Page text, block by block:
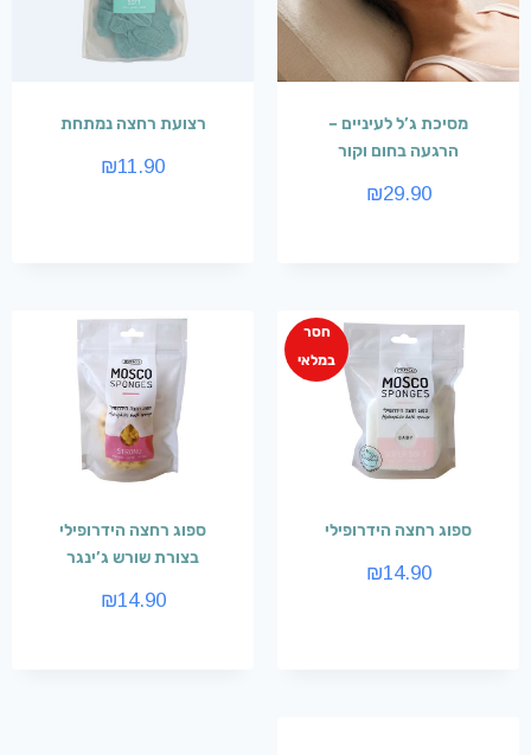
מסיכת ג’ל לעיניים –
הרגעה בחום וקור
₪29.90
רצועת רחצה נמתחת
₪11.90
חסר
במלאי
ספוג רחצה הידרופילי
₪14.90
ספוג רחצה הידרופילי
בצורת שורש ג’ינגר
₪14.90